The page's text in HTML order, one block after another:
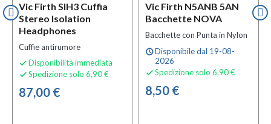
Vic Firth SIH3 Cuffia
Stereo Isolation
Headphones
Cuffie antirumore
 Disponibilità immediata
 Spedizione solo 6,90 €
87,00 €
Vic Firth N5ANB 5AN
Bacchette NOVA
Bacchette con Punta in Nylon
scheduleDisponibile dal 19-08-
2026
 Spedizione solo 6,90 €
8,50 €